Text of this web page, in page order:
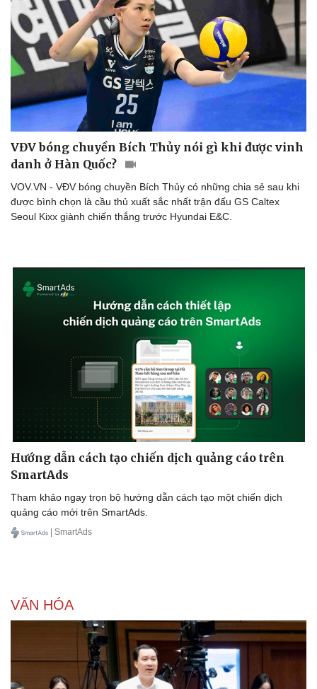
VĐV bóng chuyền Bích Thủy nói gì khi được vinh
danh ở Hàn Quốc?
VOV.VN - VĐV bóng chuyền Bích Thủy có những chia sẻ sau khi
được bình chọn là cầu thủ xuất sắc nhất trận đấu GS Caltex
Seoul Kixx giành chiến thắng trước Hyundai E&C.
Hướng dẫn cách tạo chiến dịch quảng cáo trên
SmartAds
Tham khảo ngay trọn bộ hướng dẫn cách tạo một chiến dịch
quảng cáo mới trên SmartAds.
| SmartAds
VĂN HÓA